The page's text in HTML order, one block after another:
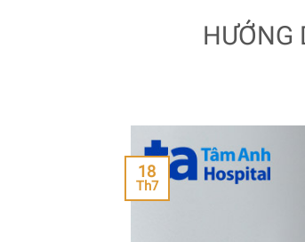
HƯỚNG
18
Th7